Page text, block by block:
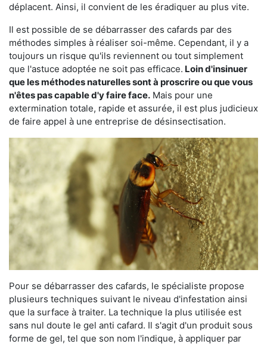
déplacent. Ainsi, il convient de les éradiquer au plus vite.
Il est possible de se débarrasser des cafards par des
méthodes simples à réaliser soi-même. Cependant, il y a
toujours un risque qu'ils reviennent ou tout simplement
que l'astuce adoptée ne soit pas efficace. Loin d'insinuer
que les méthodes naturelles sont à proscrire ou que vous
n'êtes pas capable d'y faire face. Mais pour une
extermination totale, rapide et assurée, il est plus judicieux
de faire appel à une entreprise de désinsectisation.
Pour se débarrasser des cafards, le spécialiste propose
plusieurs techniques suivant le niveau d'infestation ainsi
que la surface à traiter. La technique la plus utilisée est
sans nul doute le gel anti cafard. Il s'agit d'un produit sous
forme de gel, tel que son nom l'indique, à appliquer par